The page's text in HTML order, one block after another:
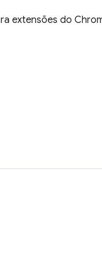
extensões do